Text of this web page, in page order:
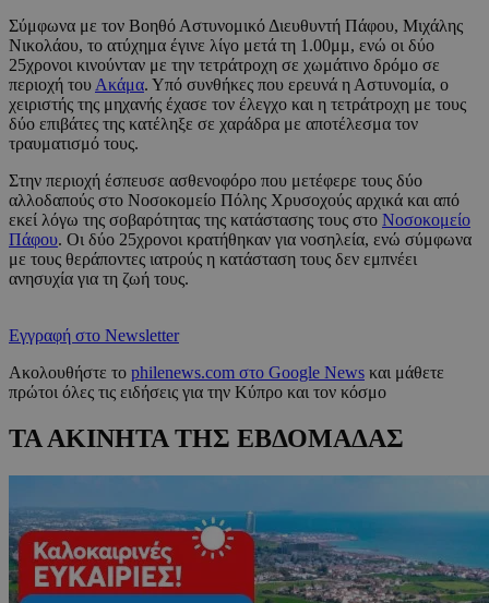
Σύμφωνα με τον Βοηθό Αστυνομικό Διευθυντή Πάφου, Μιχάλης
Νικολάου, το ατύχημα έγινε λίγο μετά τη 1.00μμ, ενώ οι δύο
25χρονοι κινούνταν με την τετράτροχη σε χωμάτινο δρόμο σε
περιοχή του Ακάμα. Υπό συνθήκες που ερευνά η Αστυνομία, ο
χειριστής της μηχανής έχασε τον έλεγχο και η τετράτροχη με τους
δύο επιβάτες της κατέληξε σε χαράδρα με αποτέλεσμα τον
τραυματισμό τους.
Στην περιοχή έσπευσε ασθενοφόρο που μετέφερε τους δύο
αλλοδαπούς στο Νοσοκομείο Πόλης Χρυσοχούς αρχικά και από
εκεί λόγω της σοβαρότητας της κατάστασης τους στο Νοσοκομείο
Πάφου. Οι δύο 25χρονοι κρατήθηκαν για νοσηλεία, ενώ σύμφωνα
με τους θεράποντες ιατρούς η κατάσταση τους δεν εμπνέει
ανησυχία για τη ζωή τους.
Εγγραφή στο Newsletter
Ακολουθήστε το philenews.com στο Google News και μάθετε
πρώτοι όλες τις ειδήσεις για την Κύπρο και τον κόσμο
ΤΑ ΑΚΙΝΗΤΑ ΤΗΣ ΕΒΔΟΜΑΔΑΣ